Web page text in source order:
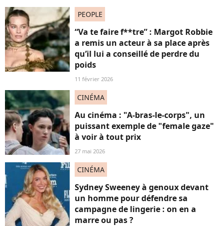
PEOPLE
“Va te faire f**tre” : Margot Robbie
a remis un acteur à sa place après
qu’il lui a conseillé de perdre du
poids
11 février 2026
CINÉMA
Au cinéma : "A-bras-le-corps", un
puissant exemple de "female gaze"
à voir à tout prix
27 mai 2026
CINÉMA
Sydney Sweeney à genoux devant
un homme pour défendre sa
campagne de lingerie : on en a
marre ou pas ?